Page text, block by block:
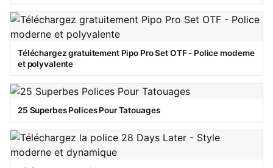
Téléchargez gratuitement Pipo Pro Set OTF - Police moderne
et polyvalente
25 Superbes Polices Pour Tatouages